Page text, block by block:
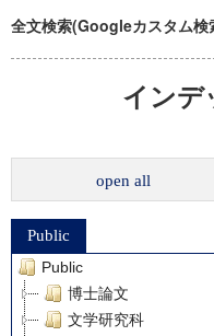
全文検索(Googleカスタム検
インデ
open all
Public
Public
博士論文
文学研究科